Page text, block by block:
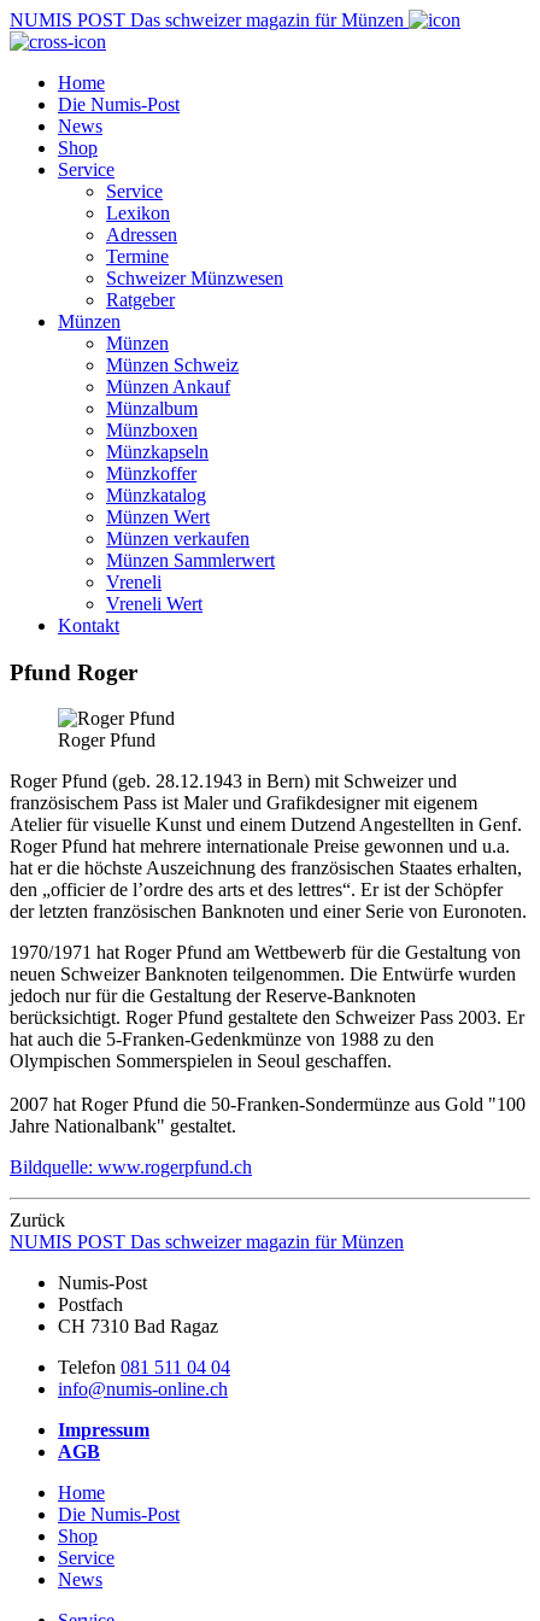
NUMIS POST Das schweizer magazin für Münzen
Home
Die Numis-Post
News
Shop
Service
Service
Lexikon
Adressen
Termine
Schweizer Münzwesen
Ratgeber
Münzen
Münzen
Münzen Schweiz
Münzen Ankauf
Münzalbum
Münzboxen
Münzkapseln
Münzkoffer
Münzkatalog
Münzen Wert
Münzen verkaufen
Münzen Sammlerwert
Vreneli
Vreneli Wert
Kontakt
Pfund Roger
Roger Pfund
Roger Pfund (geb. 28.12.1943 in Bern) mit Schweizer und
französischem Pass ist Maler und Grafikdesigner mit eigenem
Atelier für visuelle Kunst und einem Dutzend Angestellten in Genf.
Roger Pfund hat mehrere internationale Preise gewonnen und u.a.
hat er die höchste Auszeichnung des französischen Staates erhalten,
den „officier de l’ordre des arts et des lettres“. Er ist der Schöpfer
der letzten französischen Banknoten und einer Serie von Euronoten.
1970/1971 hat Roger Pfund am Wettbewerb für die Gestaltung von
neuen Schweizer Banknoten teilgenommen. Die Entwürfe wurden
jedoch nur für die Gestaltung der Reserve-Banknoten
berücksichtigt. Roger Pfund gestaltete den Schweizer Pass 2003. Er
hat auch die 5-Franken-Gedenkmünze von 1988 zu den
Olympischen Sommerspielen in Seoul geschaffen.
2007 hat Roger Pfund die 50-Franken-Sondermünze aus Gold "100
Jahre Nationalbank" gestaltet.
Bildquelle: www.rogerpfund.ch
Zurück
NUMIS POST Das schweizer magazin für Münzen
Numis-Post
Postfach
CH 7310 Bad Ragaz
Telefon 081 511 04 04
info@numis-online.ch
Impressum
AGB
Home
Die Numis-Post
Shop
Service
News